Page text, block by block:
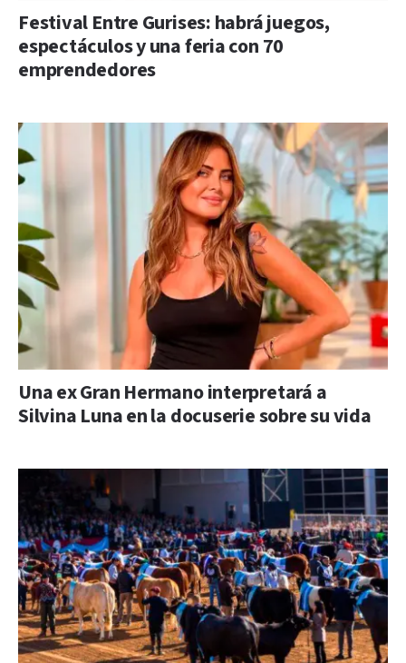
Festival Entre Gurises: habrá juegos,
espectáculos y una feria con 70
emprendedores
Una ex Gran Hermano interpretará a
Silvina Luna en la docuserie sobre su vida